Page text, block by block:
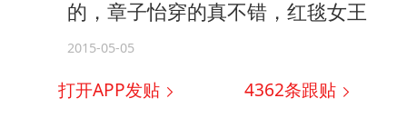
的，章子怡穿的真不错，红毯女王
2015-05-05
打开APP发贴 4362条跟贴